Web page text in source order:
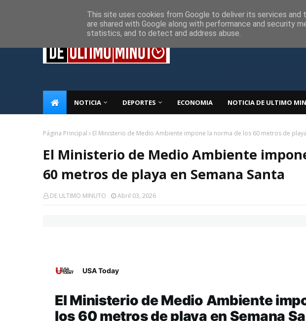
NOTICIA DEPORTES ECONOMIA NOTICIA DE ULTIMO
Página Principal El Ministerio de Medio Ambiente impone la norma de los 60 metros de
El Ministerio de Medio Ambiente
60 metros de playa en Semana Santa
DE ULTIMO MINUTO Abril 03, 2026
USA Today
El Ministerio de Medio Ambiente
los 60 metros de playa en Semana
This site uses cookies from Google to deliver its services and
are shared with Google along with performance and security
statistics, and to detect and address abuse.